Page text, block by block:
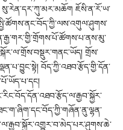
ཇོསི་ན་རོ་ཡ་
གྲོས་
བོད་ཀྱི་འཐབ་རྩོད་གྱི་དོན་